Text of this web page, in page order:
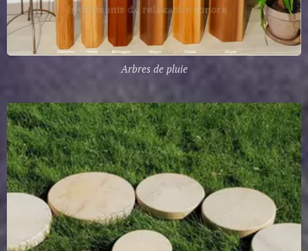
Arbres de pluie